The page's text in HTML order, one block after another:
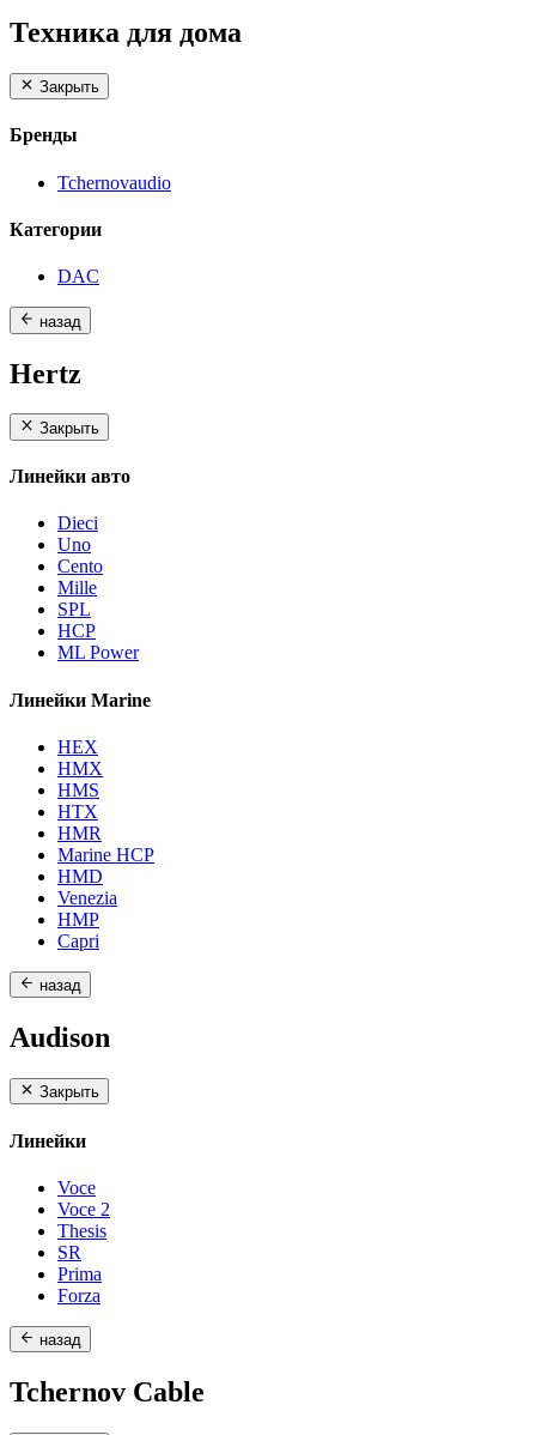
Техника для дома
Закрыть
Бренды
Tchernovaudio
Категории
DAC
назад
Hertz
Закрыть
Линейки авто
Dieci
Uno
Cento
Mille
SPL
HCP
ML Power
Линейки Marine
HEX
HMX
HMS
HTX
HMR
Marine HCP
HMD
Venezia
HMP
Capri
назад
Audison
Закрыть
Линейки
Voce
Voce 2
Thesis
SR
Prima
Forza
назад
Tchernov Cable